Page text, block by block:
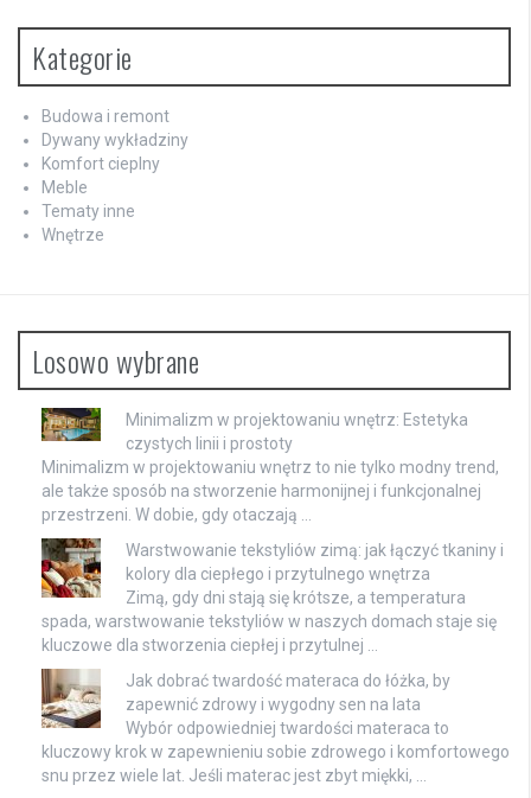
Kategorie
Budowa i remont
Dywany wykładziny
Komfort cieplny
Meble
Tematy inne
Wnętrze
Losowo wybrane
Minimalizm w projektowaniu wnętrz: Estetyka
czystych linii i prostoty
Minimalizm w projektowaniu wnętrz to nie tylko modny trend,
ale także sposób na stworzenie harmonijnej i funkcjonalnej
przestrzeni. W dobie, gdy otaczają …
Warstwowanie tekstyliów zimą: jak łączyć tkaniny i
kolory dla ciepłego i przytulnego wnętrza
Zimą, gdy dni stają się krótsze, a temperatura
spada, warstwowanie tekstyliów w naszych domach staje się
kluczowe dla stworzenia ciepłej i przytulnej …
Jak dobrać twardość materaca do łóżka, by
zapewnić zdrowy i wygodny sen na lata
Wybór odpowiedniej twardości materaca to
kluczowy krok w zapewnieniu sobie zdrowego i komfortowego
snu przez wiele lat. Jeśli materac jest zbyt miękki, …